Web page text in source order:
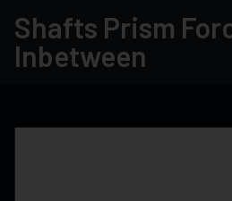
Shafts Prism
Inbetween